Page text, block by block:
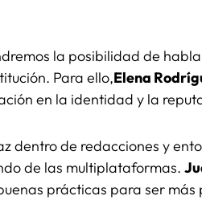
la posibilidad de
Para ello,Elena
en la identidad y la
dentro de redacciones y
de las multiplataformas.
prácticas para ser más